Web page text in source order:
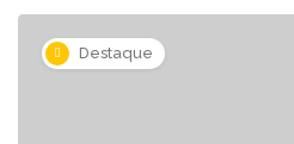
Destaque